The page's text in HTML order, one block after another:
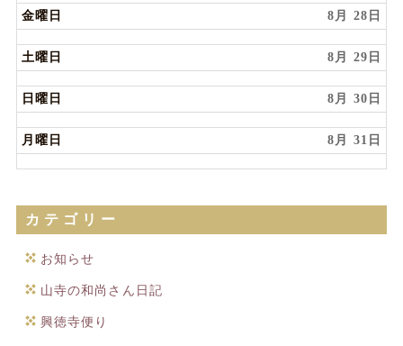
金曜日 8月 28
土曜日 8月 29
日曜日 8月 30
月曜日 8月 31
カテゴリー
お知らせ
山寺の和尚さん日記
興徳寺便り